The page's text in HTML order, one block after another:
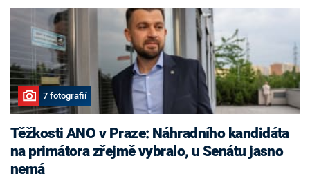
7 fotografií
Těžkosti ANO v Praze: Náhradního kandidáta
na primátora zřejmě vybralo, u Senátu jasno
nemá